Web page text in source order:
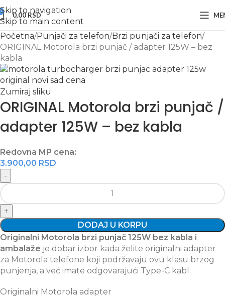
Skip to navigation
Skip to main content
0,00RSD
Početna Punjači za telefon Brzi punjači za telefon
ORIGINAL Motorola brzi punjač / adapter 125W – bez
kabla
Zumiraj sliku
ORIGINAL Motorola brzi punjač /
adapter 125W – bez kabla
Redovna MP cena:
3.900,00 RSD
DODAJ U KORPU
Originalni Motorola brzi punjač 125W bez kabla i
ambalaže je dobar izbor kada želite originalni adapter
za Motorola telefone koji podržavaju ovu klasu brzog
punjenja, a već imate odgovarajući Type-C kabl.
Originalni Motorola adapter